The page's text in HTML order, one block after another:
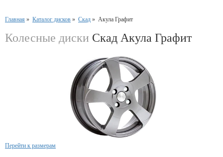
Главная » Каталог дисков » Скад » Акула Графит
Колесные диски Скад Акула Графит
Перейти к размерам